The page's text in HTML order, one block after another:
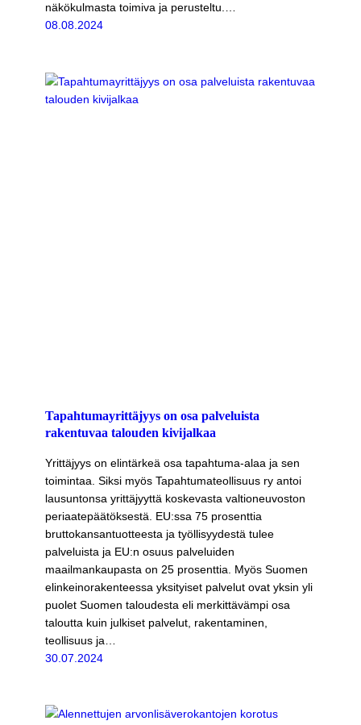
näkökulmasta toimiva ja perusteltu.…
08.08.2024
Tapahtumayrittäjyys on osa palveluista
rakentuvaa talouden kivijalkaa
Yrittäjyys on elintärkeä osa tapahtuma-alaa ja sen
toimintaa. Siksi myös Tapahtumateollisuus ry antoi
lausuntonsa yrittäjyyttä koskevasta valtioneuvoston
periaatepäätöksestä. EU:ssa 75 prosenttia
bruttokansantuotteesta ja työllisyydestä tulee
palveluista ja EU:n osuus palveluiden
maailmankaupasta on 25 prosenttia. Myös Suomen
elinkeinorakenteessa yksityiset palvelut ovat yksin yli
puolet Suomen taloudesta eli merkittävämpi osa
taloutta kuin julkiset palvelut, rakentaminen,
teollisuus ja…
30.07.2024